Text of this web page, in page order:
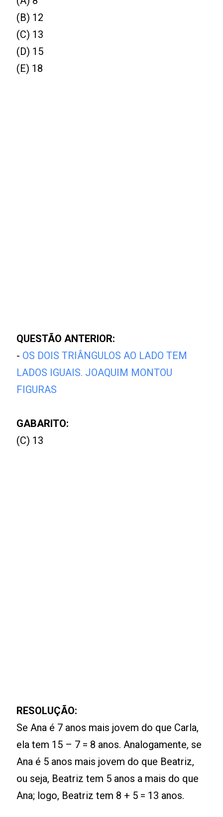
(B) 12
(C) 13
(D) 15
(E) 18
QUESTÃO ANTERIOR:
- OS DOIS TRIÂNGULOS AO LADO TEM
LADOS IGUAIS. JOAQUIM MONTOU
FIGURAS
GABARITO:
(C) 13
RESOLUÇÃO:
Se Ana é 7 anos mais jovem do que Carla,
ela tem 15 – 7 = 8 anos. Analogamente, se
Ana é 5 anos mais jovem do que Beatriz,
ou seja, Beatriz tem 5 anos a mais do que
Ana; logo, Beatriz tem 8 + 5 = 13 anos.